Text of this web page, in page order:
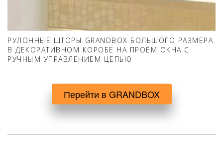
РУЛОННЫЕ ШТОРЫ GRANDBOX БОЛЬШОГО РАЗМЕРА
В ДЕКОРАТИВНОМ КОРОБЕ НА ПРОЁМ ОКНА С
РУЧНЫМ УПРАВЛЕНИЕМ ЦЕПЬЮ
Перейти в GRANDBOX